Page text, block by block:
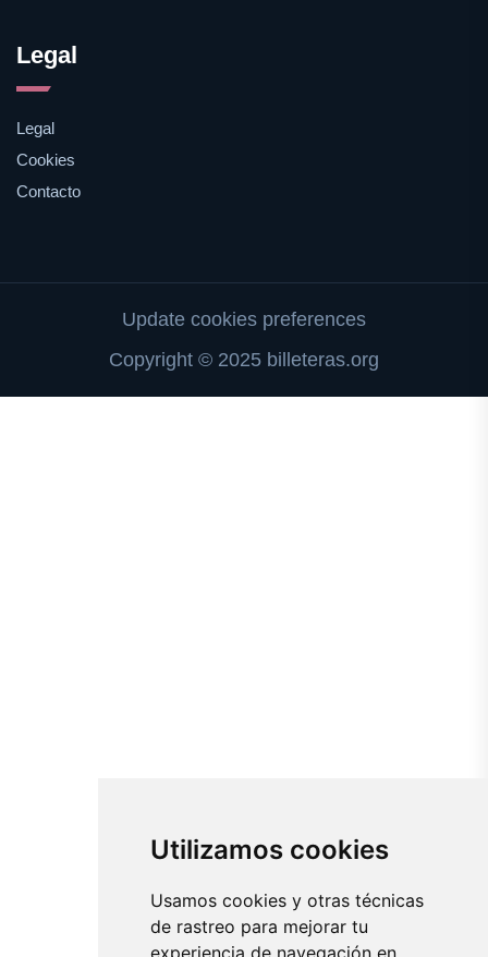
Utilizamos cookies
Usamos cookies y otras técnicas
de rastreo para mejorar tu
experiencia de navegación en
Legal
Legal
Cookies
Contacto
Update cookies preferences
Copyright © 2025 billeteras.org